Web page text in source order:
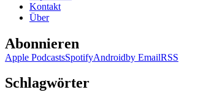
Kontakt
Über
Abonnieren
Apple PodcastsSpotifyAndroidby EmailRSS
Schlagwörter